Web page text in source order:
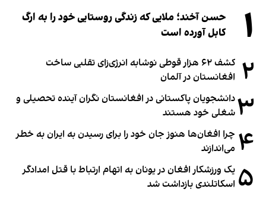
۱
حسن آخند؛ ملایی که زندگی روستایی خود را به ارگ
کابل آورده است
۲
کشف ۶۲ هزار قوطی نوشابه انرژی‌زای تقلبی ساخت
افغانستان در آلمان
۳دانشجویان پاکستانی در افغانستان نگران آینده تحصیلی و
شغلی خود هستند
۴ چرا افغان‌ها هنوز جان خود را برای رسیدن به ایران به خطر
می‌اندازند
۵ یک ورزشکار افغان در یونان به اتهام ارتباط با قتل امدادگر
اسکاتلندی بازداشت شد